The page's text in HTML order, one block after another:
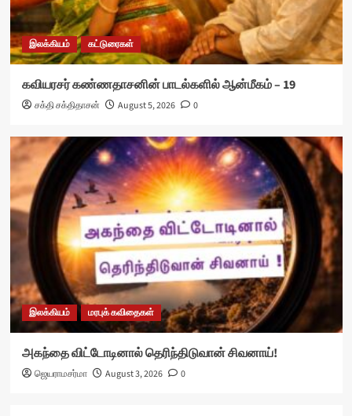
இலக்கியம் கட்டுரைகள்
கவியரசர் கண்ணதாசனின் பாடல்களில் ஆன்மீகம் – 19
சக்தி சக்திதாசன் August 5, 2026 0
இலக்கியம் மரபுக் கவிதைகள்
அகந்தை விட்டோடினால் தெரிந்திடுவான் சிவனாய்!
ஜெயராமசர்மா August 3, 2026 0